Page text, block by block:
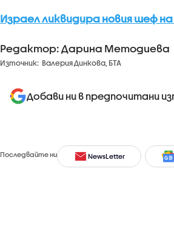
Израел ликвидира новия шеф
Редактор: Дарина Методиева
Източник: Валерия Динкова, БТА
Добави ни в предпочитани
Последвайте ни NewsLetter